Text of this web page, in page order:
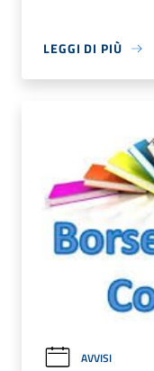
LEGGI DI PIÙ
AVVISI